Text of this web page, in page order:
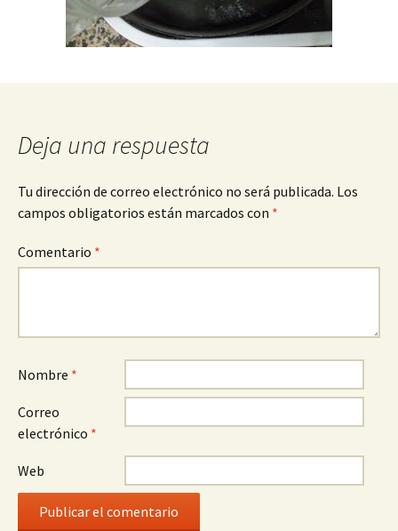
Deja una respuesta
Tu dirección de correo electrónico no será publicada. Los
campos obligatorios están marcados con *
Comentario *
Nombre *
Correo
electrónico *
Web